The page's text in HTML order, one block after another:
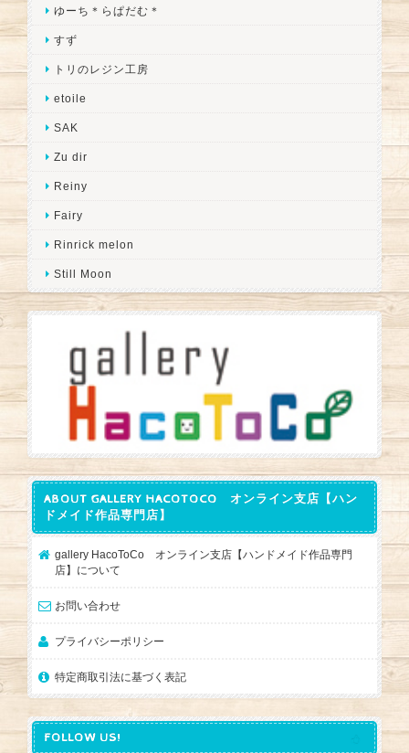
ゆーち＊らぱだむ＊
すず
トリのレジン工房
etoile
SAK
Zu dir
Reiny
Fairy
Rinrick melon
Still Moon
ABOUT GALLERY HACOTOCO オンライン支店【ハン
ドメイド作品専門店】
gallery HacoToCo オンライン支店【ハンドメイド作品専門
店】について
お問い合わせ
プライバシーポリシー
特定商取引法に基づく表記
FOLLOW US!